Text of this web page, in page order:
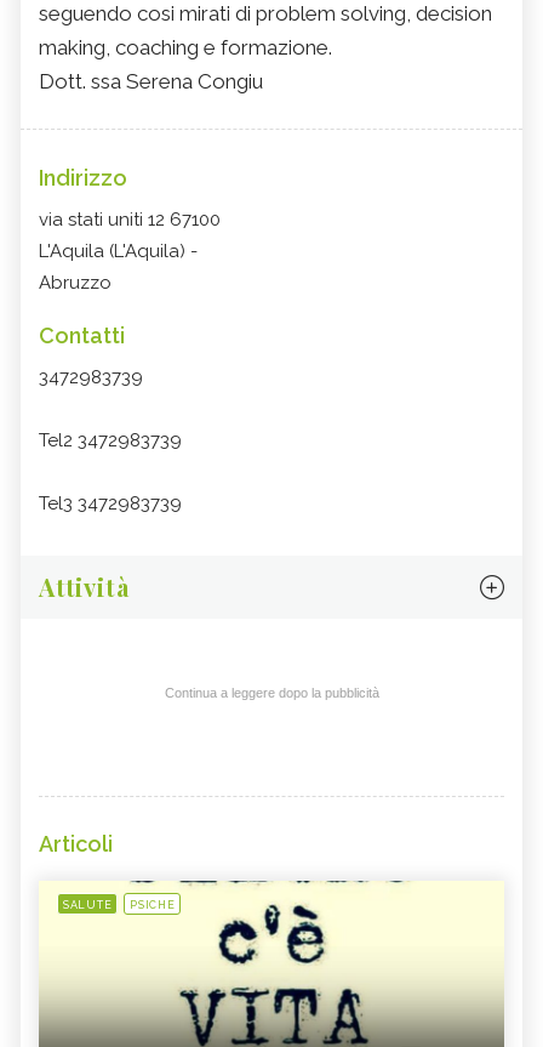
seguendo cosi mirati di problem solving, decision
making, coaching e formazione.
Dott. ssa Serena Congiu
Indirizzo
via stati uniti 12 67100
L'Aquila (L'Aquila) -
Abruzzo
Contatti
3472983739
Tel2 3472983739
Tel3 3472983739
Attività
Continua a leggere dopo la pubblicità
Articoli
SALUTE PSICHE